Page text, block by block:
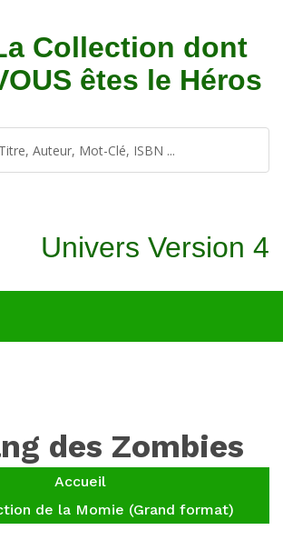
Collection dont
êtes le Héros
Univers Version 4
des Zombies
Accueil
de la Momie (Grand format)